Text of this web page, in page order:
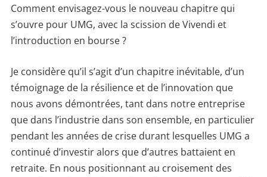
Comment envisagez-vous le nouveau chapitre qui
s’ouvre pour UMG, avec la scission de Vivendi et
l’introduction en bourse ?
Je considère qu’il s’agit d’un chapitre inévitable, d’un
témoignage de la résilience et de l’innovation que
nous avons démontrées, tant dans notre entreprise
que dans l’industrie dans son ensemble, en particulier
pendant les années de crise durant lesquelles UMG a
continué d’investir alors que d’autres battaient en
retraite. En nous positionnant au croisement des